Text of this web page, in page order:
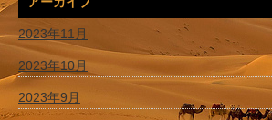
2023年11月
2023年10月
2023年9月